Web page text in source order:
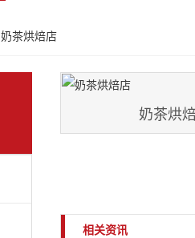
奶茶烘焙店
奶茶烘
相关资讯